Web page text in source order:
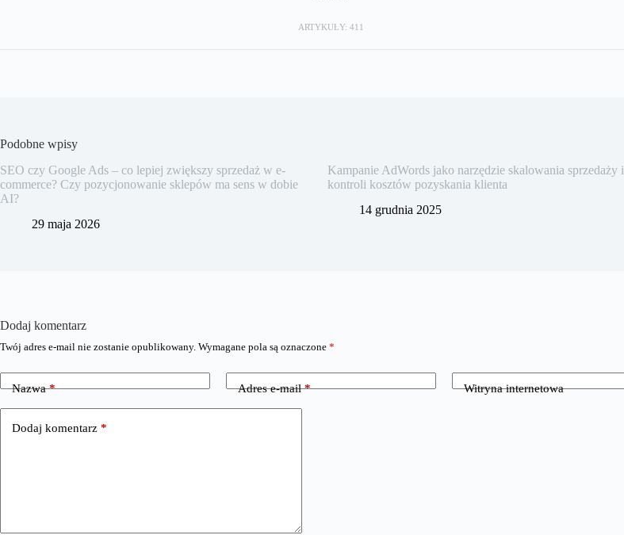
ARTYKUŁY: 411
Podobne wpisy
SEO czy Google Ads – co lepiej zwiększy sprzedaż w e-
commerce? Czy pozycjonowanie sklepów ma sens w dobie
AI?
29 maja 2026
Kampanie AdWords jako narzędzie skalowania sprzedaży i
kontroli kosztów pozyskania klienta
14 grudnia 2025
Dodaj komentarz
Twój adres e-mail nie zostanie opublikowany. Wymagane pola są oznaczone *
Nazwa* Adres e-mail* Witryna internetowa
Dodaj komentarz *